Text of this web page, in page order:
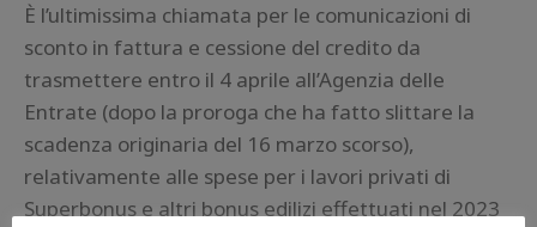
È l’ultimissima chiamata per le comunicazioni di
sconto in fattura e cessione del credito da
trasmettere entro il 4 aprile all’Agenzia delle
Entrate (dopo la proroga che ha fatto slittare la
scadenza originaria del 16 marzo scorso),
relativamente alle spese per i lavori privati di
Superbonus e altri bonus edilizi effettuati nel 2023